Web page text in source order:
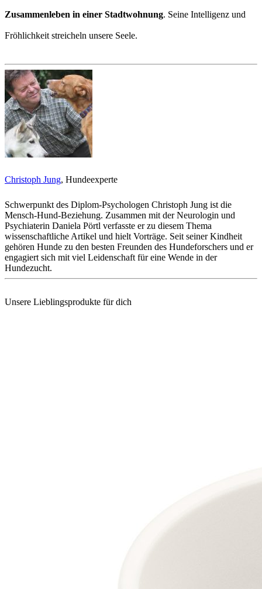
Zusammenleben in einer Stadtwohnung. Seine Intelligenz und
Fröhlichkeit streicheln unsere Seele.
Christoph Jung, Hundeexperte
Schwerpunkt des Diplom-Psychologen Christoph Jung ist die
Mensch-Hund-Beziehung. Zusammen mit der Neurologin und
Psychiaterin Daniela Pörtl verfasste er zu diesem Thema
wissenschaftliche Artikel und hielt Vorträge. Seit seiner Kindheit
gehören Hunde zu den besten Freunden des Hundeforschers und er
engagiert sich mit viel Leidenschaft für eine Wende in der
Hundezucht.
Unsere Lieblingsprodukte für dich